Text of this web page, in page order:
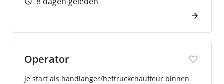
Operator
Je start als handlanger/heftruckchauffeur binnen